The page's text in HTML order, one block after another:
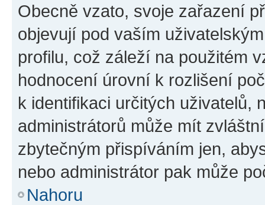
Obecně vzato, svoje zařazení
objevují pod vaším
profilu, což záleží na použitém
hodnocení úrovní k rozlišení
k identifikaci určitých uživatelů,
administrátorů může mít
zbytečným přispíváním jen,
nebo administrátor pak může
Nahoru